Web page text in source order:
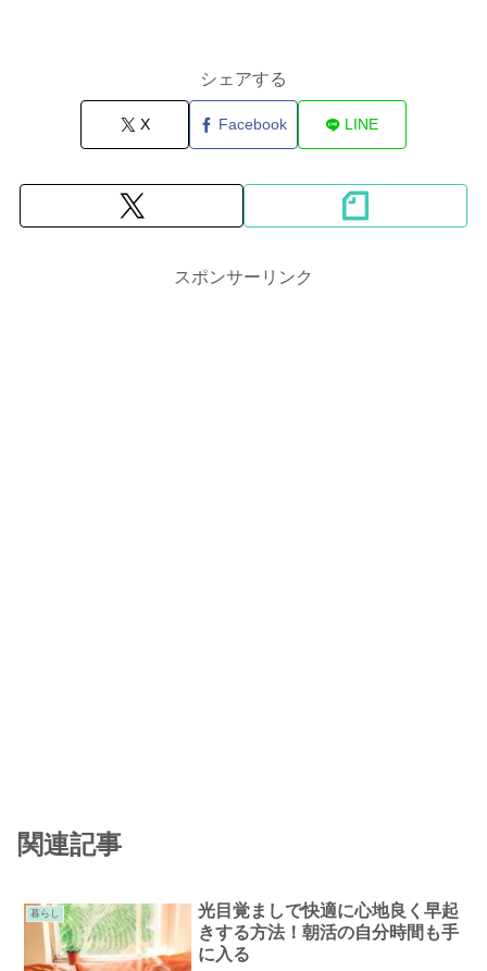
シェアする
X Facebook LINE
スポンサーリンク
関連記事
暮らし
光目覚ましで快適に心地良く早起
きする方法！朝活の自分時間も手
に入る